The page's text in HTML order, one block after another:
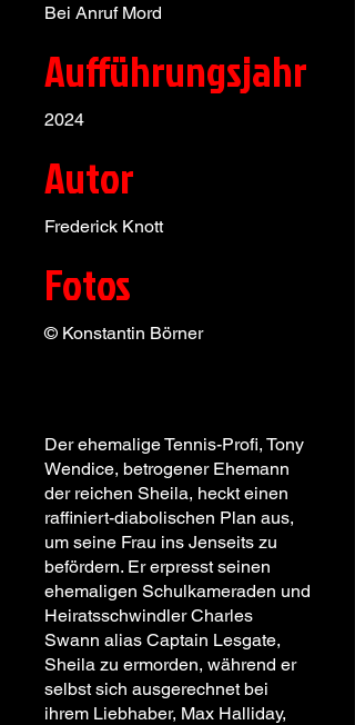
Bei Anruf Mord
Aufführungsjahr
2024
Autor
Frederick Knott
Fotos
© Konstantin Börner
Der ehemalige Tennis-Profi, Tony
Wendice, betrogener Ehemann
der reichen Sheila, heckt einen
raffiniert-diabolischen Plan aus,
um seine Frau ins Jenseits zu
befördern. Er erpresst seinen
ehemaligen Schulkameraden und
Heiratsschwindler Charles
Swann alias Captain Lesgate,
Sheila zu ermorden, während er
selbst sich ausgerechnet bei
ihrem Liebhaber, Max Halliday,